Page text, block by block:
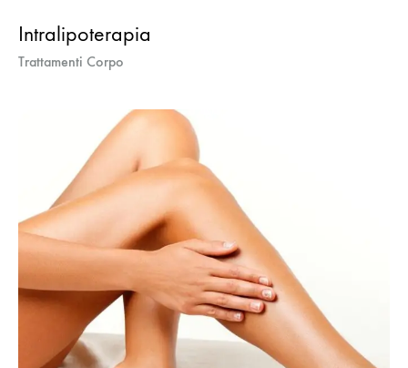
Intralipoterapia
Trattamenti Corpo